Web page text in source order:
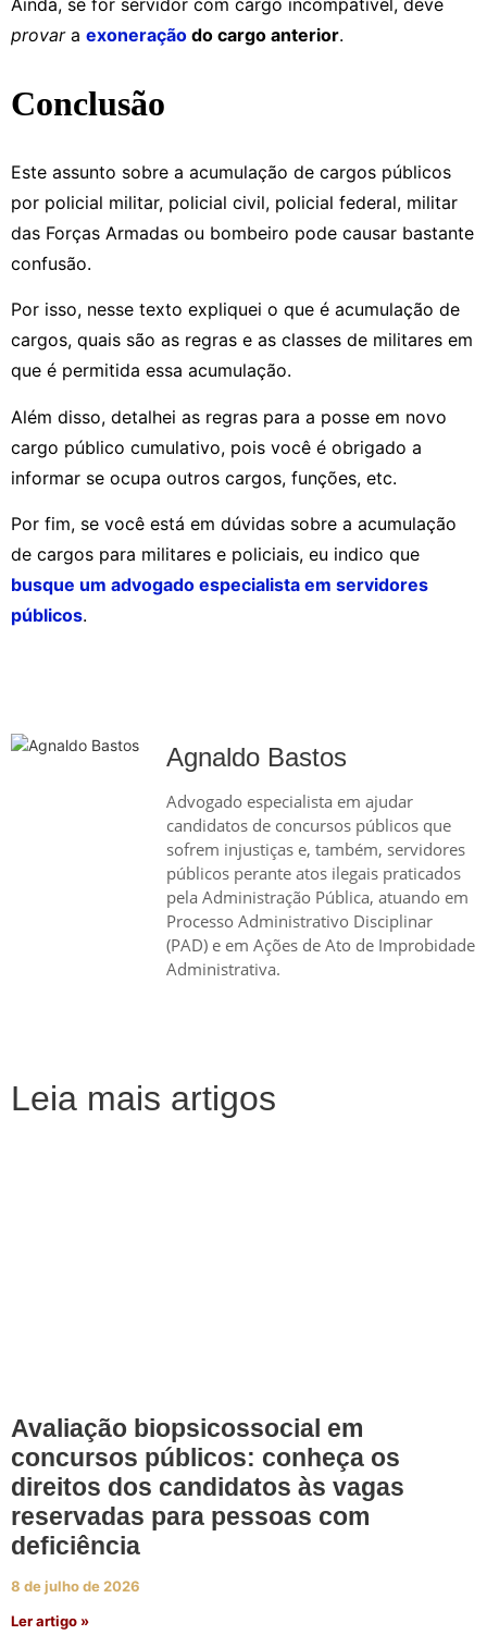
Ainda, se for servidor com cargo incompatível, deve
provara exoneração do cargo anterior.
Conclusão
Este assunto sobre a acumulação de cargos públicos
por policial militar, policial civil, policial federal, militar
das Forças Armadas ou bombeiro pode causar bastante
confusão.
Por isso, nesse texto expliquei o que é acumulação de
cargos, quais são as regras e as classes de militares em
que é permitida essa acumulação.
Além disso, detalhei as regras para a posse em novo
cargo público cumulativo, pois você é obrigado a
informar se ocupa outros cargos, funções, etc.
Por fim, se você está em dúvidas sobre a acumulação
de cargos para militares e policiais, eu indico que
busque um advogado especialista em servidores
públicos.
Agnaldo Bastos
Advogado especialista em ajudar
candidatos de concursos públicos que
sofrem injustiças e, também, servidores
públicos perante atos ilegais praticados
pela Administração Pública, atuando em
Processo Administrativo Disciplinar
(PAD) e em Ações de Ato de Improbidade
Administrativa.
Leia mais artigos
Avaliação biopsicossocial em
concursos públicos: conheça os
direitos dos candidatos às vagas
reservadas para pessoas com
deficiência
8 de julho de 2026
Ler artigo »